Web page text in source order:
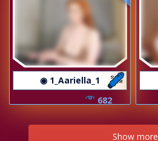
◉ 1_Aariella_1
682
Show more